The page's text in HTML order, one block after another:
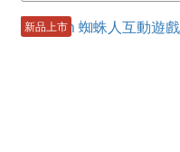
新品上市